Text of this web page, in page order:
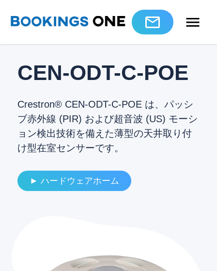
CEN-ODT-C-POE
Crestron® CEN-ODT-C-POE は、パッシ
ブ赤外線 (PIR) および超音波 (US) モーシ
ョン検出技術を備えた薄型の天井取り付
け型在室センサーです。
► ハードウェアホーム